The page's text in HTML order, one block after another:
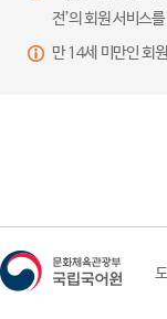
전’의 회원 서비스
만 14세 미만인 회